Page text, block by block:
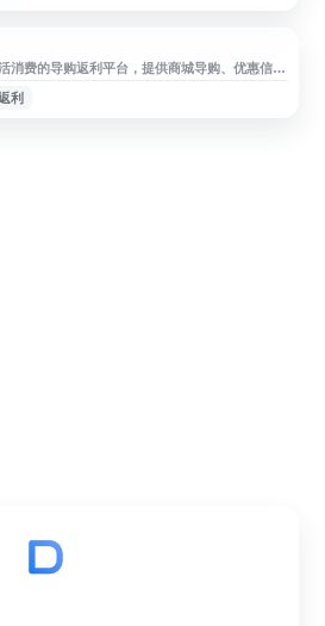
消费的导购返利平台，提供商城导购、优惠信
场景消费服务。平台合作覆盖电商、旅行、票
淘宝、京东等相关商城及商户消费时查询优惠与
利